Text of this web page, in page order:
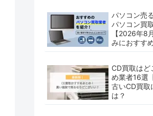
パソコン売
パソコン買
【2026年8
みにおすす
CD買取はど
め業者16選
古いCD買取
は？